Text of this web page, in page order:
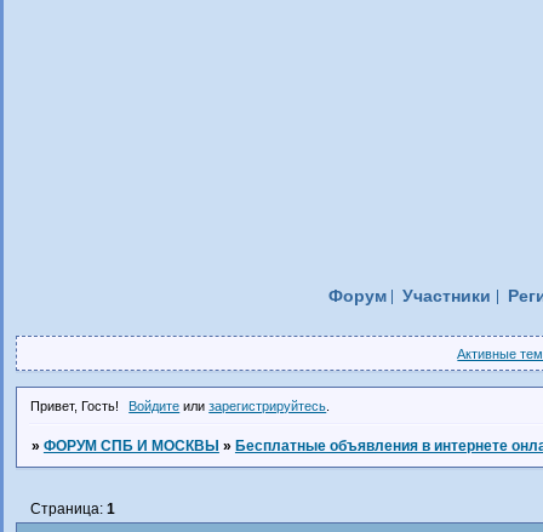
Форум Участники
Активные
Привет, Гость! Войдите илизарегистрируйтесь
» ФОРУМ СПБ И МОСКВЫ » Бесплатные объявления в интернете
Страница: 1